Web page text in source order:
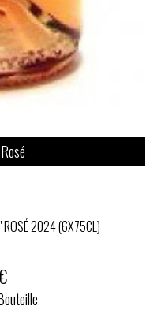
ROSÉ 2024 (6X75CL)